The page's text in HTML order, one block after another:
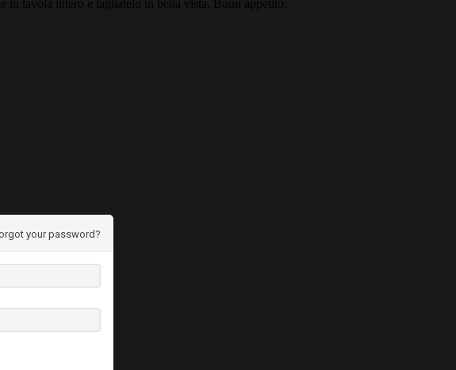
in tavola intero e tagliatelo in bella vista. Buon appetito.
your password?